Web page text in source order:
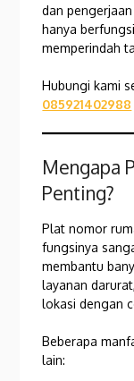
dan
hanya
memperindah
Hubungi kami
085921402988
Mengapa
Penting?
Plat nomor
fungsinya
membantu
layanan
lokasi dengan
Beberapa
lain: